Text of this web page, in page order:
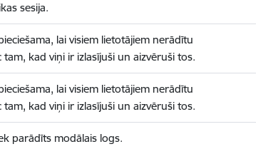
sesija.
lai visiem lietotājiem nerādītu
kad viņi ir izlasījuši un aizvēruši tos.
lai visiem lietotājiem nerādītu
kad viņi ir izlasījuši un aizvēruši tos.
parādīts modālais logs.